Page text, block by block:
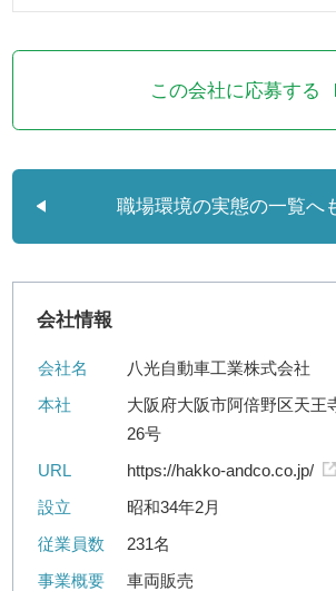
この会社に応募する
職場環境の実態の一覧へ
会社情報
会社名
八光自動車工業株式会社
本社
大阪府大阪市阿倍野区天王
26号
URL
https://hakko-andco.co.jp/
設立
昭和34年2月
従業員数
231名
事業概要
車両販売